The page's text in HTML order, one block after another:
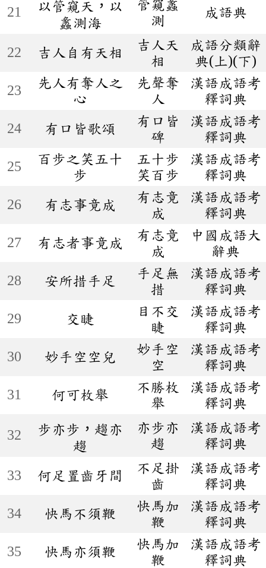
21
以管窺天，以
蠡測海
管窺蠡
測
成語典
22 吉人自有天相
吉人天
相
成語分類辭
典(上)(下)
23
先人有奪人之
心
先聲奪
人
漢語成語考
釋詞典
24
有口皆歌頌
有口皆
碑
漢語成語考
釋詞典
25
百步之笑五十
步
五十步
笑百步
漢語成語考
釋詞典
26
有志事竟成
有志竟
成
漢語成語考
釋詞典
27
有志者事竟成
有志竟
成
中國成語大
辭典
28
安所措手足
手足無
措
漢語成語考
釋詞典
29
交睫
目不交
睫
漢語成語考
釋詞典
30
妙手空空兒
妙手空
空
漢語成語考
釋詞典
31
何可枚舉
不勝枚
舉
漢語成語考
釋詞典
32
步亦步，趨亦
趨
亦步亦
趨
漢語成語考
釋詞典
33 何足置齒牙間
不足掛
齒
漢語成語考
釋詞典
34
快馬不須鞭
快馬加
鞭
漢語成語考
釋詞典
35
快馬亦須鞭
快馬加
鞭
漢語成語考
釋詞典